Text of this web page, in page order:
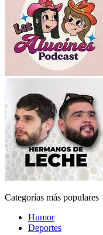
Categorías más populares
Humor
Deportes